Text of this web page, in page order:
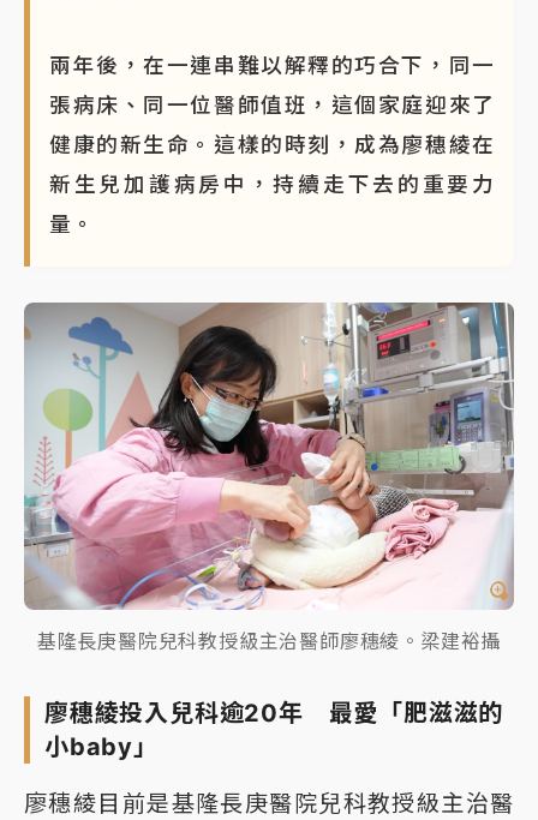
兩年後，在一連串難以解釋的巧合下，同一
張病床、同一位醫師值班，這個家庭迎來了
健康的新生命。這樣的時刻，成為廖穗綾在
新生兒加護病房中，持續走下去的重要力
量。
基隆長庚醫院兒科教授級主治醫師廖穗綾。梁建裕攝
廖穗綾投入兒科逾20年 最愛「肥滋滋的
小baby」
廖穗綾目前是基隆長庚醫院兒科教授級主治醫